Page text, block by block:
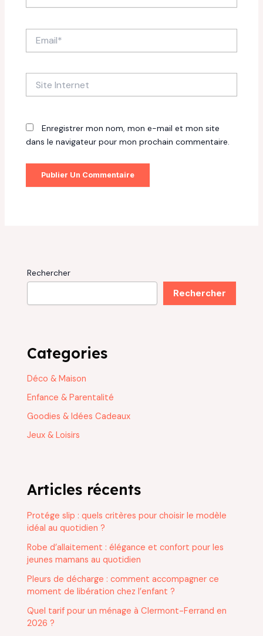
Internet
Enregistrer mon nom, mon e-mail et mon site
dans le navigateur pour mon prochain commentaire.
Rechercher
Rechercher
Categories
Déco & Maison
Enfance & Parentalité
Goodies & Idées Cadeaux
Jeux & Loisirs
Articles récents
Protége slip : quels critères pour choisir le modèle
idéal au quotidien ?
Robe d’allaitement : élégance et confort pour les
jeunes mamans au quotidien
Pleurs de décharge : comment accompagner ce
moment de libération chez l’enfant ?
Quel tarif pour un ménage à Clermont-Ferrand en
2026 ?